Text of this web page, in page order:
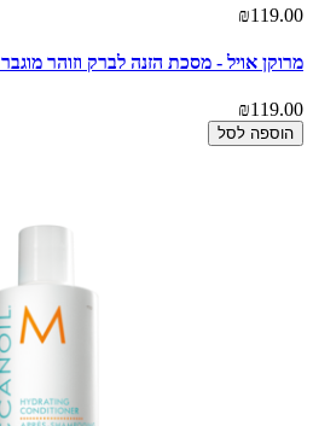
₪119.00
מרוקן אויל - מסכת הזנה לברק וזוהר מוגבר
₪119.00
הוספה לסל